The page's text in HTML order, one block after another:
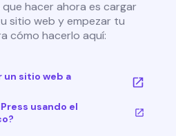
hacer ahora es cargar
sitio web y empezar tu
cómo hacerlo aquí:
un sitio web a
usando el